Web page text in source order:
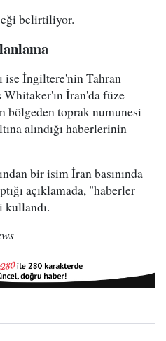
belirtiliyor.
ise İngiltere'nin Tahran
Whitaker'ın İran'da füze
bölgeden toprak numunesi
alındığı haberlerinin
bir isim İran basınında
açıklamada, "haberler
kullandı.